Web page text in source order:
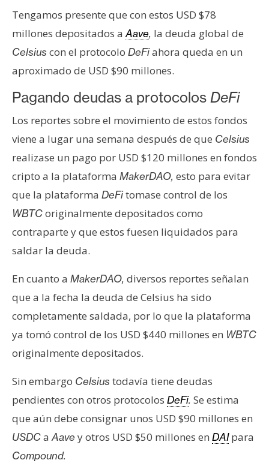
s
e
c
r
s
o
C
n
t
c
t
o
y
u
b
l
i
c
i
Tengamos presente que con estos USD $78
millones depositados aAave, la deuda global de
Celsius con el protocolo DeFiahora queda en un
aproximado de USD $90 millones.
Pagando deudas a protocolos DeFi
Los reportes sobre el movimiento de estos fondos
viene a lugar una semana después de que Celsius
realizase un pago por USD $120 millones en fondos
cripto a la plataforma MakerDAO, esto para evitar
que la plataforma DeFitomase control de los
WBTCoriginalmente depositados como
contraparte y que estos fuesen liquidados para
saldar la deuda.
En cuanto a MakerDAO, diversos reportes señalan
que a la fecha la deuda de Celsius ha sido
completamente saldada, por lo que la plataforma
ya tomó control de los USD $440 millones en WBTC
originalmente depositados.
Sin embargo Celsius todavía tiene deudas
pendientes con otros protocolos DeFi. Se estima
que aún debe consignar unos USD $90 millones en
USDCaAave y otros USD $50 millones en DAIpara
Compound.